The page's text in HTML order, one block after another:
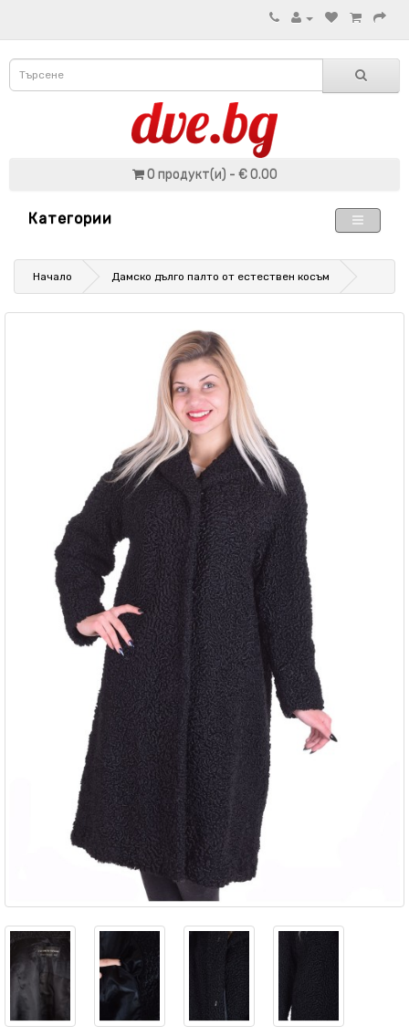
0 продукт(и) - € 0.00
Категории
Начало Дамско дълго палто от естествен косъм